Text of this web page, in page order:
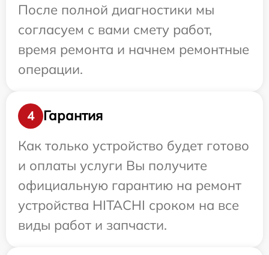
После полной диагностики мы
согласуем с вами смету работ,
время ремонта и начнем ремонтные
операции.
4
Гарантия
Как только устройство будет готово
и оплаты услуги Вы получите
официальную гарантию на ремонт
устройства HITACHI сроком на все
виды работ и запчасти.